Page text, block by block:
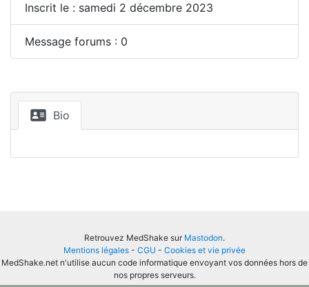
Inscrit le : samedi 2 décembre 2023
Message forums : 0
Bio
Retrouvez MedShake sur Mastodon.
Mentions légales - CGU - Cookies et vie privée
MedShake.net n'utilise aucun code informatique envoyant vos données hors de
nos propres serveurs.